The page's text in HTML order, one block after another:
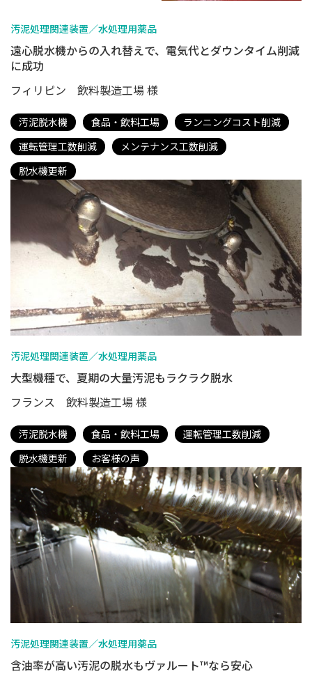
汚泥処理関連装置／水処理用薬品
遠心脱水機からの入れ替えで、電気代とダウンタイム削減
に成功
フィリピン 飲料製造工場 様
汚泥脱水機 食品・飲料工場
ランニングコスト削減
運転管理工数削減
メンテナンス工数削減
脱水機更新
汚泥処理関連装置／水処理用薬品
大型機種で、夏期の大量汚泥もラクラク脱水
フランス 飲料製造工場 様
汚泥脱水機 食品・飲料工場
運転管理工数削減
脱水機更新
お客様の声
汚泥処理関連装置／水処理用薬品
含油率が高い汚泥の脱水もヴァルート™なら安心